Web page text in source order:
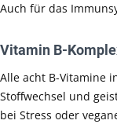
Auch für das
Vitamin B-
Alle acht B-Vitamine
Stoffwechsel und
bei Stress oder